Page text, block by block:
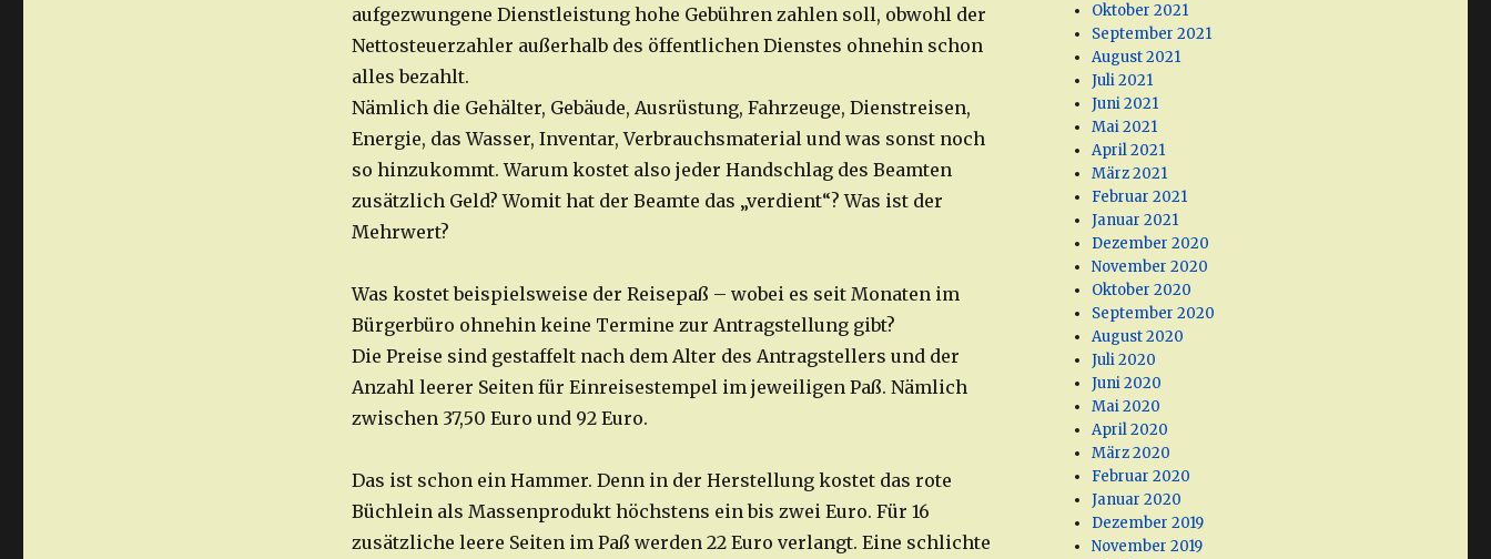
aufgezwungene Dienstleistung hohe Gebühren zahlen soll, obwohl der
Nettosteuerzahler außerhalb des öffentlichen Dienstes ohnehin schon
alles bezahlt.
Nämlich die Gehälter, Gebäude, Ausrüstung, Fahrzeuge, Dienstreisen,
Energie, das Wasser, Inventar, Verbrauchsmaterial und was sonst noch
so hinzukommt. Warum kostet also jeder Handschlag des Beamten
zusätzlich Geld? Womit hat der Beamte das „verdient“? Was ist der
Mehrwert?
Was kostet beispielsweise der Reisepaß – wobei es seit Monaten im
Bürgerbüro ohnehin keine Termine zur Antragstellung gibt?
Die Preise sind gestaffelt nach dem Alter des Antragstellers und der
Anzahl leerer Seiten für Einreisestempel im jeweiligen Paß. Nämlich
zwischen 37,50 Euro und 92 Euro.
Das ist schon ein Hammer. Denn in der Herstellung kostet das rote
Büchlein als Massenprodukt höchstens ein bis zwei Euro. Für 16
zusätzliche leere Seiten im Paß werden 22 Euro verlangt. Eine schlichte
Oktober 2021
September 2021
August 2021
Juli 2021
Juni 2021
Mai 2021
April 2021
März 2021
Februar 2021
Januar 2021
Dezember 2020
November 2020
Oktober 2020
September 2020
August 2020
Juli 2020
Juni 2020
Mai 2020
April 2020
März 2020
Februar 2020
Januar 2020
Dezember 2019
November 2019